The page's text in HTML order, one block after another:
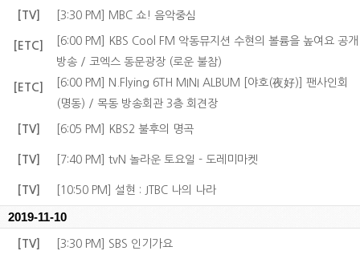
[TV] [3:30 PM] MBC 쇼! 음악중심
[ETC]
[6:00 PM] KBS Cool FM 악동뮤지션 수현의 볼륨을 높여요 공개
방송 / 코엑스 동문광장 (로운 불참)
[ETC]
[6:00 PM] N.Flying 6TH MINI ALBUM [야호(夜好)] 팬사인회
(명동) / 목동 방송회관 3층 회견장
[TV] [6:05 PM] KBS2 불후의 명곡
[TV] [7:40 PM] tvN 놀라운 토요일 - 도레미마켓
[TV] [10:50 PM] 설현 : JTBC 나의 나라
2019-11-10
[TV] [3:30 PM] SBS 인기가요